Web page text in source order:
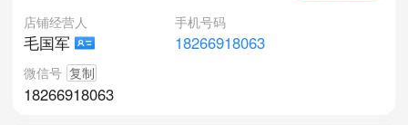
店铺经营人
毛国军
手机号码
18266918063
微信号 复制
18266918063